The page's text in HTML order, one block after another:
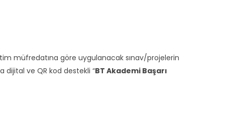
müfredatına göre uygulanacak sınav/projelerin
ve QR kod destekli “BT Akademi Başarı